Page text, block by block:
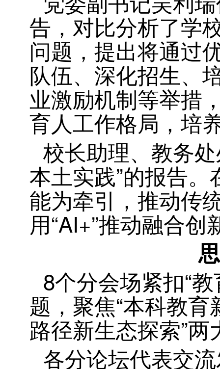
告，对比分析了学
问题，提出将通过
队伍、深化招生、
业激励机制等举措
育人工作格局，培
校长助理、教务
本土实践”的报告
能为牵引，推动传
用“AI+”推动融合创
8个分会场紧扣“
题，聚焦“本科教
路径新生态探索”
各分论坛代表交